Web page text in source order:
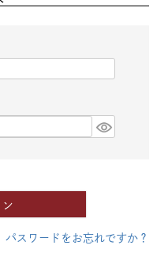
ン
パスワードをお忘れですか？